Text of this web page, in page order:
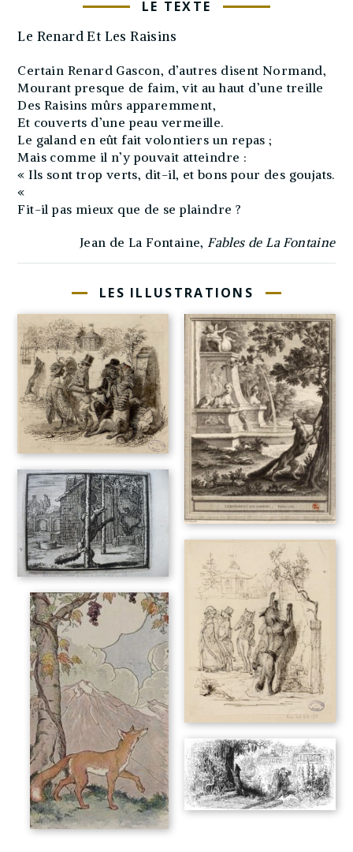
LE TEXTE
Le Renard Et Les Raisins
Certain Renard Gascon, d’autres disent Normand,
Mourant presque de faim, vit au haut d’une treille
Des Raisins mûrs apparemment,
Et couverts d’une peau vermeille.
Le galand en eût fait volontiers un repas ;
Mais comme il n’y pouvait atteindre :
« Ils sont trop verts, dit-il, et bons pour des goujats.
«
Fit-il pas mieux que de se plaindre ?
Jean de La Fontaine, Fables de La Fontaine
LES ILLUSTRATIONS